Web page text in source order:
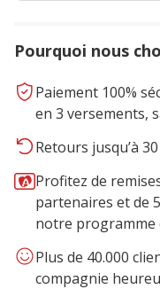
Pourquoi nous
Paiement 100%
en 3 versements,
Retours jusqu’à
Profitez de
partenaires et de
notre programme
Plus de 40.000
compagnie